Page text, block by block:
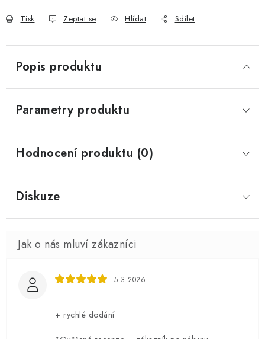
Tisk Zeptat se Hlídat Sdílet
Popis produktu
Parametry produktu
Hodnocení produktu (0)
Diskuze
5.3.2026
+ rychlé dodání